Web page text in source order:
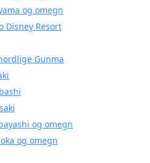
og omegn
Disney Resort
Gunma
og omegn
og omegn